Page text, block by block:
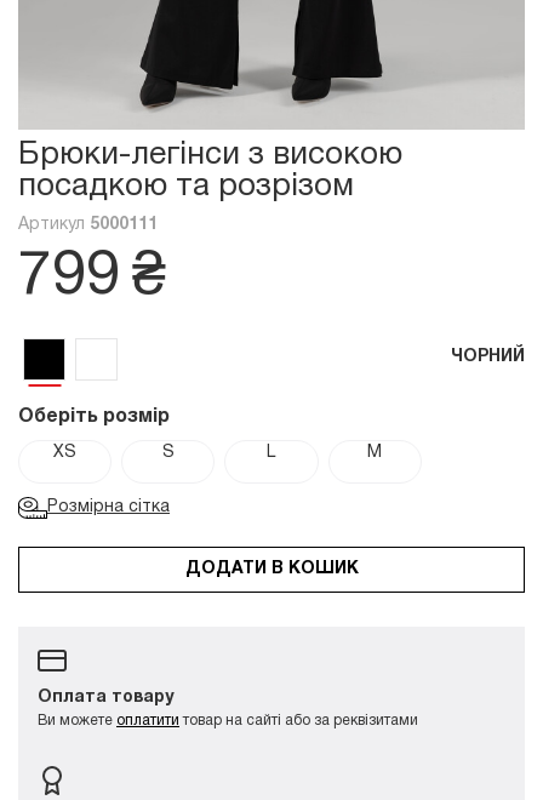
Брюки-легінси з високою
посадкою та розрізом
Артикул 5000111
799 ₴
ЧОРНИЙ
Оберіть розмір
XS S L M
Розмірна сітка
ДОДАТИ В КОШИК
Оплата товару
Ви можете оплатити товар на сайті або за реквізитами